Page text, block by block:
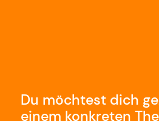
Du möchtest dich
einem konkreten